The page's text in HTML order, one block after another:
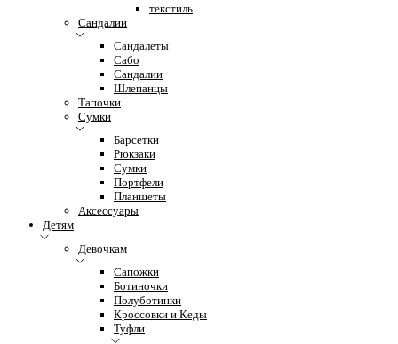
текстиль
Сандалии
Сандалеты
Сабо
Сандалии
Шлепанцы
Тапочки
Сумки
Барсетки
Рюкзаки
Сумки
Портфели
Планшеты
Аксессуары
Детям
Девочкам
Сапожки
Ботиночки
Полуботинки
Кроссовки и Кеды
Туфли